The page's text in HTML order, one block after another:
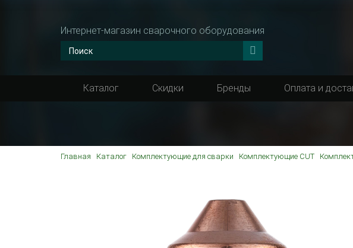
Интернет-магазин сварочного оборудования
Каталог Скидки Бренды Оплата и
Главная Каталог Комплектующие для сварки Комплектующие CUT